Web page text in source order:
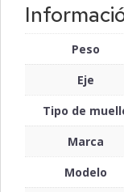
Peso
Eje
Tipo de
Marca
Modelo